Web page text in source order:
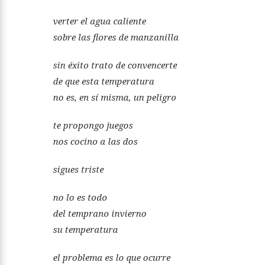
verter el agua caliente
sobre las flores de manzanilla
sin éxito trato de convencerte
de que esta temperatura
no es, en sí misma, un peligro
te propongo juegos
nos cocino a las dos
sigues triste
no lo es todo
del temprano invierno
su temperatura
el problema es lo que ocurre